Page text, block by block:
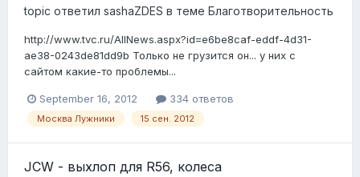
topic ответил sashaZDES в теме Благотворительность
http://www.tvc.ru/AllNews.aspx?id=e6be8caf-eddf-4d31-
ae38-0243de81dd9b Только не грузится он... у них с
сайтом какие-то проблемы...
September 16, 2012 334 ответов
Москва Лужники 15 сен. 2012
JCW - выхлоп для R56, колеса